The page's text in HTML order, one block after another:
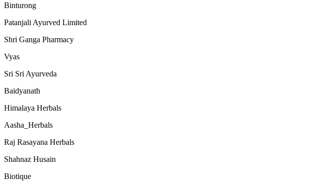
Binturong
Patanjali Ayurved Limited
Shri Ganga Pharmacy
Vyas
Sri Sri Ayurveda
Baidyanath
Himalaya Herbals
Aasha_Herbals
Raj Rasayana Herbals
Shahnaz Husain
Biotique